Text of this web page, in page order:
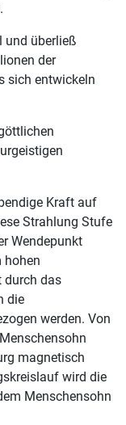
und überließ
der
sich entwickeln
Kraft auf
Strahlung Stufe
Wendepunkt
hohen
durch das
die
werden. Von
magnetisch
wird die
Menschensohn